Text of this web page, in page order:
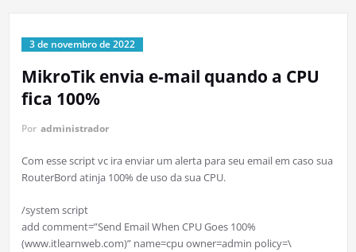
3 de novembro de 2022
MikroTik envia e-mail quando a CPU
fica 100%
Por administrador
Com esse script vc ira enviar um alerta para seu email em caso sua
RouterBord atinja 100% de uso da sua CPU.
/system script
add comment=”Send Email When CPU Goes 100%
(www.itlearnweb.com)” name=cpu owner=admin policy=\